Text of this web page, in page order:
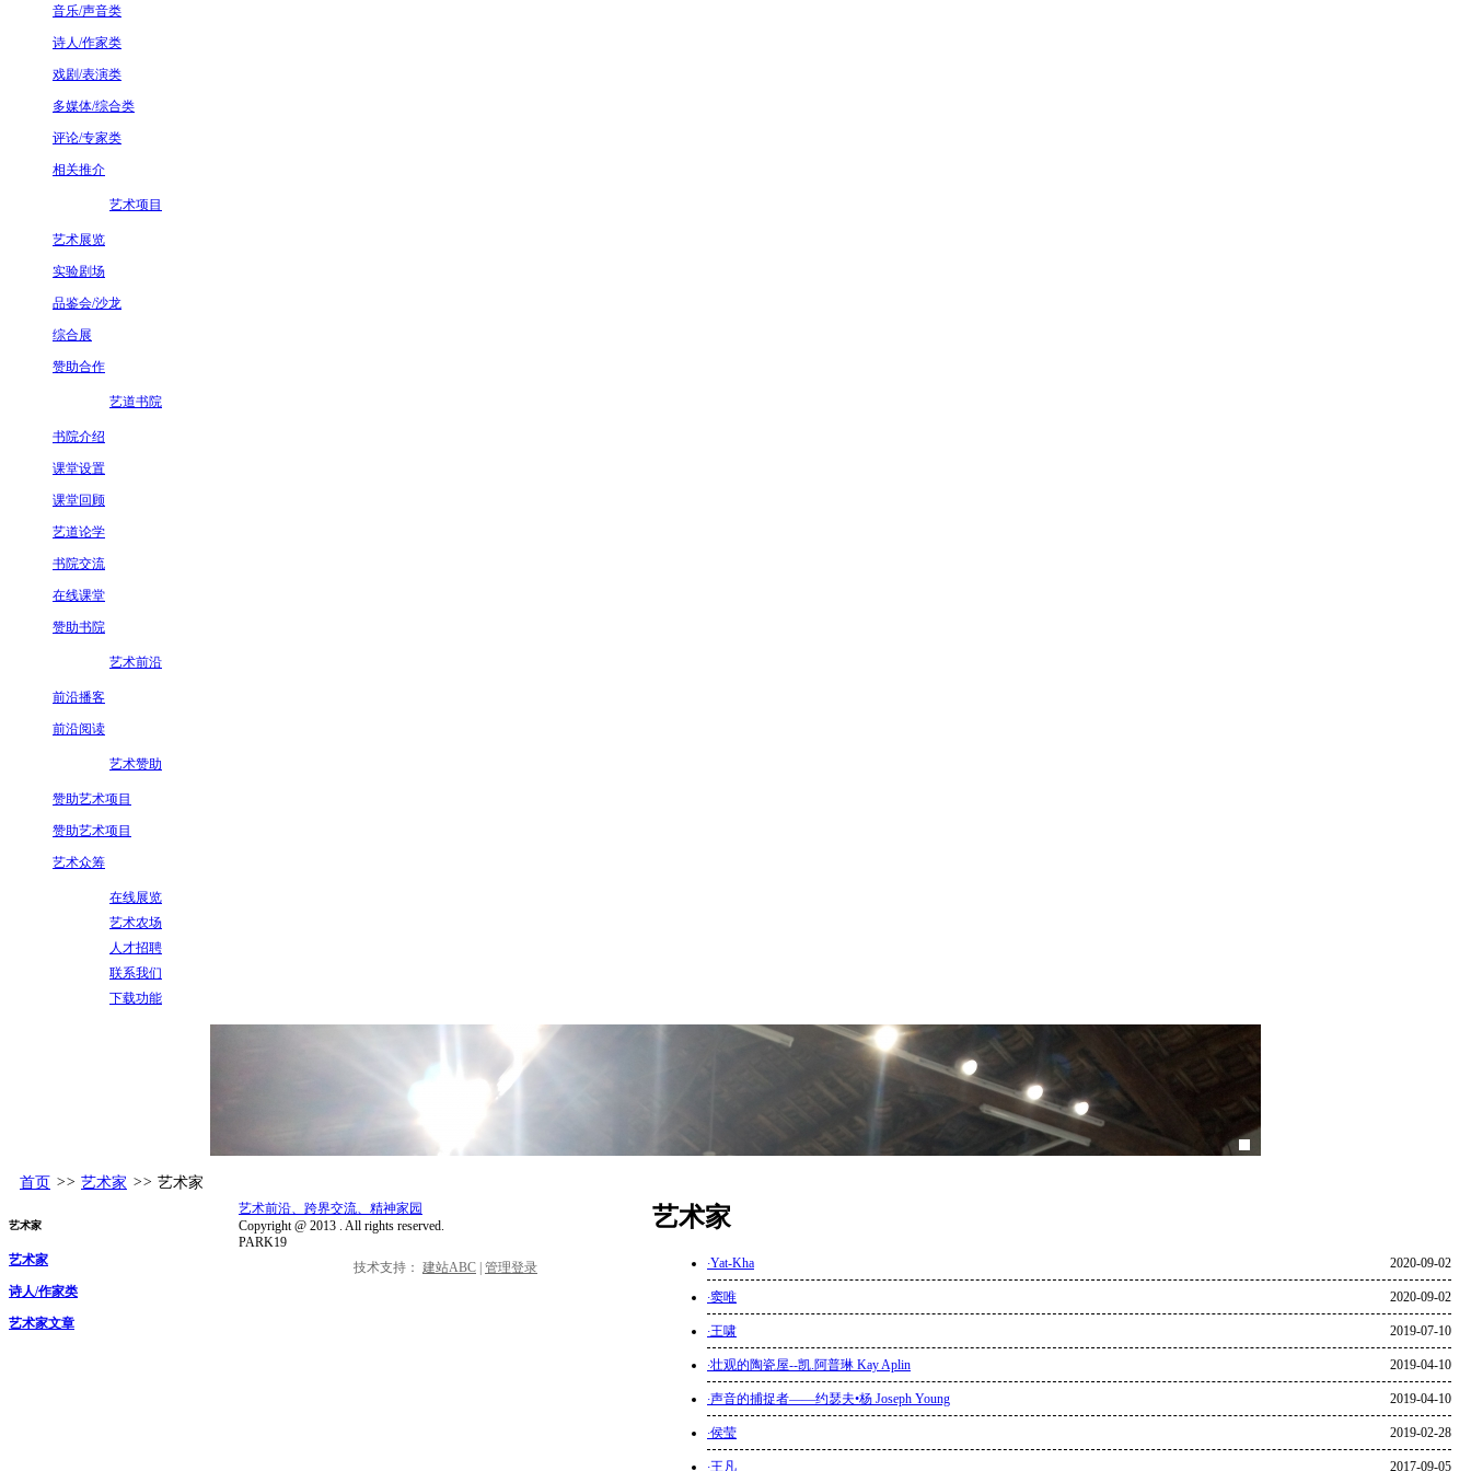
音乐/声音类
诗人/作家类
戏剧/表演类
多媒体/综合类
评论/专家类
相关推介
艺术项目
艺术展览
实验剧场
品鉴会/沙龙
综合展
赞助合作
艺道书院
书院介绍
课堂设置
课堂回顾
艺道论学
书院交流
在线课堂
赞助书院
艺术前沿
前沿播客
前沿阅读
艺术赞助
赞助艺术项目
赞助艺术项目
艺术众筹
在线展览
艺术农场
人才招聘
联系我们
下载功能
首页 >> 艺术家 >> 艺术家
艺术家
2020-09-02
·Yat-Kha
2020-09-02
·窦唯
2019-07-10
·王啸
2019-04-10
·壮观的陶瓷屋--凯.阿普琳 Kay Aplin
2019-04-10
·声音的捕捉者——约瑟夫•杨 Joseph Young
2019-02-28
·侯莹
2017-09-05
·王凡
艺术家
艺术家
诗人/作家类
艺术家文章
艺术前沿、跨界交流、精神家园
Copyright @ 2013 . All rights reserved.
PARK19
技术支持： 建站ABC 管理登录